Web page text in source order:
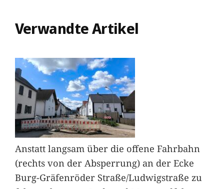
Verwandte Artikel
Anstatt langsam über die offene Fahrbahn
(rechts von der Absperrung) an der Ecke
Burg-Gräfenröder Straße/Ludwigstraße zu